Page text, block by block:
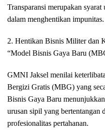
Transparansi merupakan
dalam menghentikan impunitas.
2. Hentikan Bisnis Militer dan
“Model Bisnis Gaya Baru
GMNI Jaksel menilai
Bergizi Gratis (MBG) yang
Bisnis Gaya Baru
urusan sipil yang bertentangan
profesionalitas pertahanan.